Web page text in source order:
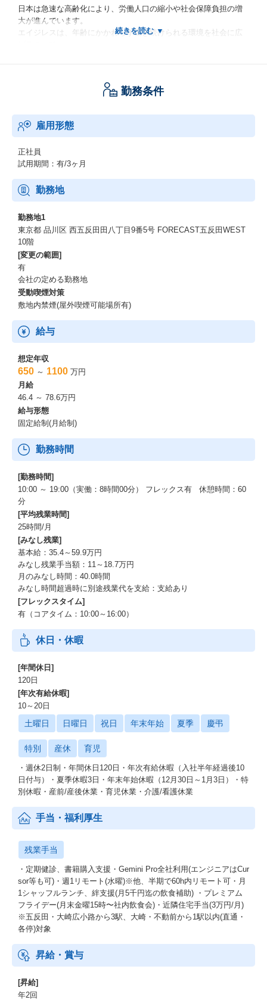
日本は急速な高齢化により、労働人口の縮小や社会保障負担の増
大が進んでいます。
エイジレスは、年齢にかかわらず働き続けられる環境を社会に広
労働力不足の解消と社会保障制度の持続性に寄与します。
多くの人が生涯を通じて成長と挑戦を続けられるサービスの提供
を行い、年齢によるしがらみに囚われない新しい働き方をつくり
ます。
人と企業の“年齢の壁”を取り払い、誰もが「何歳からでも挑戦でき
・経営指針：「社会性とビジネスの両立」
社会的課題の解決と事業成長の両立を軸に、持続可能な経営を追
求します。
短期的なイグジットを目的とせず、社会に長期的な価値をもたら
すビジネスを構築することを重視。
上場を視野に入れながらも、利益と社会性のバランスを保ち、“年
齢によるしがらみをなくす”というミッションの実現に向けて挑戦
を続けます。
勤務条件
雇用形態
正社員
試用期間：有/3ヶ月
勤務地
勤務地1
東京都 品川区 西五反田田八丁目9番5号 FORECAST五反田WEST
10階
[変更の範囲]
有
会社の定める勤務地
受動喫煙対策
敷地内禁煙(屋外喫煙可能場所有)
給与
想定年収
650 ～ 1100 万円
月給
46.4 ～ 78.6万円
給与形態
固定給制(月給制)
勤務時間
[勤務時間]
10:00 ～ 19:00（実働：8時間00分） フレックス有 休憩時間：60
分
[平均残業時間]
25時間/月
[みなし残業]
基本給：35.4～59.9万円
みなし残業手当額：11～18.7万円
月のみなし時間：40.0時間
みなし時間超過時に別途残業代を支給：支給あり
[フレックスタイム]
有（コアタイム：10:00～16:00）
休日・休暇
[年間休日]
120日
[年次有給休暇]
10～20日
土曜日 日曜日 祝日 年末年始 夏季 慶弔
特別 産休 育児
・週休2日制・年間休日120日・年次有給休暇（入社半年経過後10
日付与）・夏季休暇3⽇・年末年始休暇（12⽉30⽇～1⽉3⽇）・特
別休暇・産前/産後休業・育児休業・介護/看護休業
手当・福利厚生
残業手当
・定期健診、書籍購入支援・Gemini Pro全社利用(エンジニアはCur
sor等も可)・週1リモート(水曜)※他、半期で60h内リモート可・月
1シャッフルランチ、絆支援(月5千円迄の飲食補助) ・プレミアム
フライデー(月末金曜15時〜社内飲食会)・近隣住宅手当(3万円/月)
※五反田・大崎広小路から3駅、大崎・不動前から1駅以内(直通・
各停)対象
昇給・賞与
[昇給]
年2回